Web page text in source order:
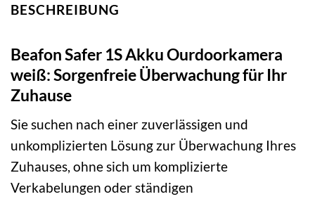
BESCHREIBUNG
Beafon Safer 1S Akku Ourdoorkamera
weiß: Sorgenfreie Überwachung für Ihr
Zuhause
Sie suchen nach einer zuverlässigen und
unkomplizierten Lösung zur Überwachung Ihres
Zuhauses, ohne sich um komplizierte
Verkabelungen oder ständigen